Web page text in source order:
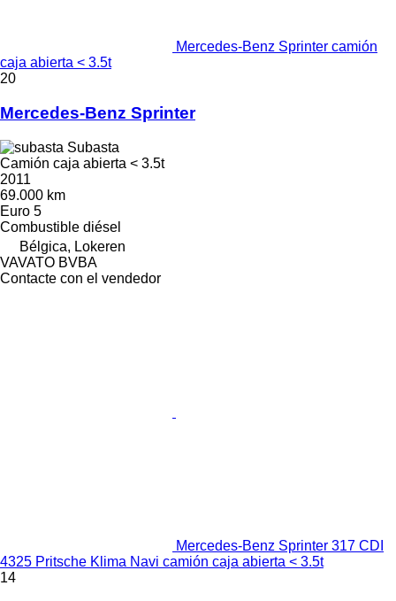
Mercedes-Benz Sprinter camión
caja abierta < 3.5t
20
Mercedes-Benz Sprinter
Subasta
Camión caja abierta < 3.5t
2011
69.000 km
Euro 5
Combustible diésel
Bélgica, Lokeren
VAVATO BVBA
Contacte con el vendedor
Mercedes-Benz Sprinter 317 CDI
4325 Pritsche Klima Navi camión caja abierta < 3.5t
14